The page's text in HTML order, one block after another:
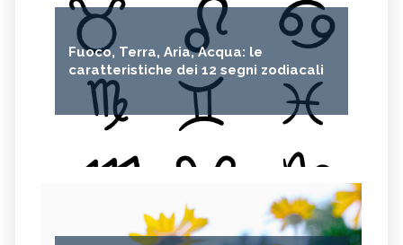
Fuoco, Terra, Aria, Acqua: le
caratteristiche dei 12 segni zodiacali